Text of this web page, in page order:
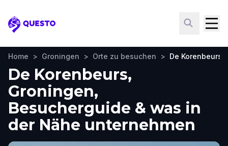
Questo
Home > Groningen > Orte zu besuchen > De Korenbeurs
De Korenbeurs,
Groningen,
Besucherguide & was in
der Nähe unternehmen